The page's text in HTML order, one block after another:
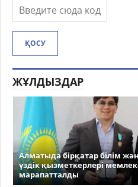
ҚОСУ
ЖҰЛДЫЗДАР
Алматыда бірқатар білім
үздік қызметкерлері
марапатталды